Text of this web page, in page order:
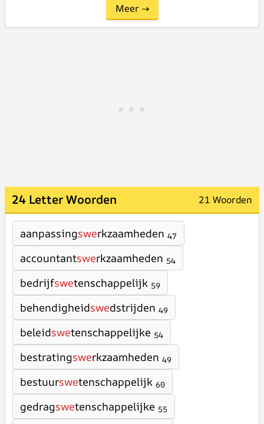
Meer →
24 Letter Woorden 21 Woorden
aanpassingswerkzaamheden 47
accountantswerkzaamheden 54
bedrijfswetenschappelijk 59
behendigheidswedstrijden 49
beleidswetenschappelijke 54
bestratingswerkzaamheden 49
bestuurswetenschappelijk 60
gedragswetenschappelijke 55